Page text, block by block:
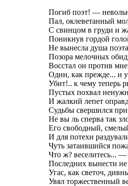
Погиб поэт! —
Пал, оклеветанный
С свинцом в груди и
Поникнув гордой
Не вынесла душа поэта
Позора мелочных
Восстал он против
Один, как прежде... и
Убит!.. к чему теперь
Пустых похвал
И жалкий лепет
Судьбы свершился
Не вы ль сперва так
Его свободный,
И для потехи
Чуть затаившийся
Что ж? веселитесь...
Последних вынести
Угас, как светоч,
Увял торжественный